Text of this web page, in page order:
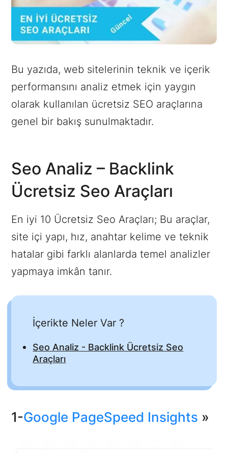
Bu yazıda, web sitelerinin teknik ve içerik
performansını analiz etmek için yaygın
olarak kullanılan ücretsiz SEO araçlarına
genel bir bakış sunulmaktadır.
Seo Analiz – Backlink
Ücretsiz Seo Araçları
En iyi 10 Ücretsiz Seo Araçları; Bu araçlar,
site içi yapı, hız, anahtar kelime ve teknik
hatalar gibi farklı alanlarda temel analizler
yapmaya imkân tanır.
İçerikte Neler Var ?
Seo Analiz - Backlink Ücretsiz Seo
Araçları
1-Google PageSpeed Insights »